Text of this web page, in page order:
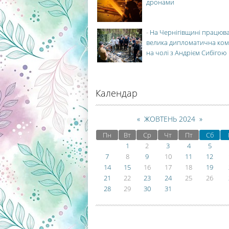
дронами
- На Чернігівщині
велика дипломатична
на чолі з Андрієм Сибігою
Календар
« ЖОВТЕНЬ 2024 »
Пн Вт Ср Чт Пт Сб
1
2 3 4 5
7
8 9 10 11 12
14
15 16 17 18 19
21
22 23 24 25 26
28
29 30 31